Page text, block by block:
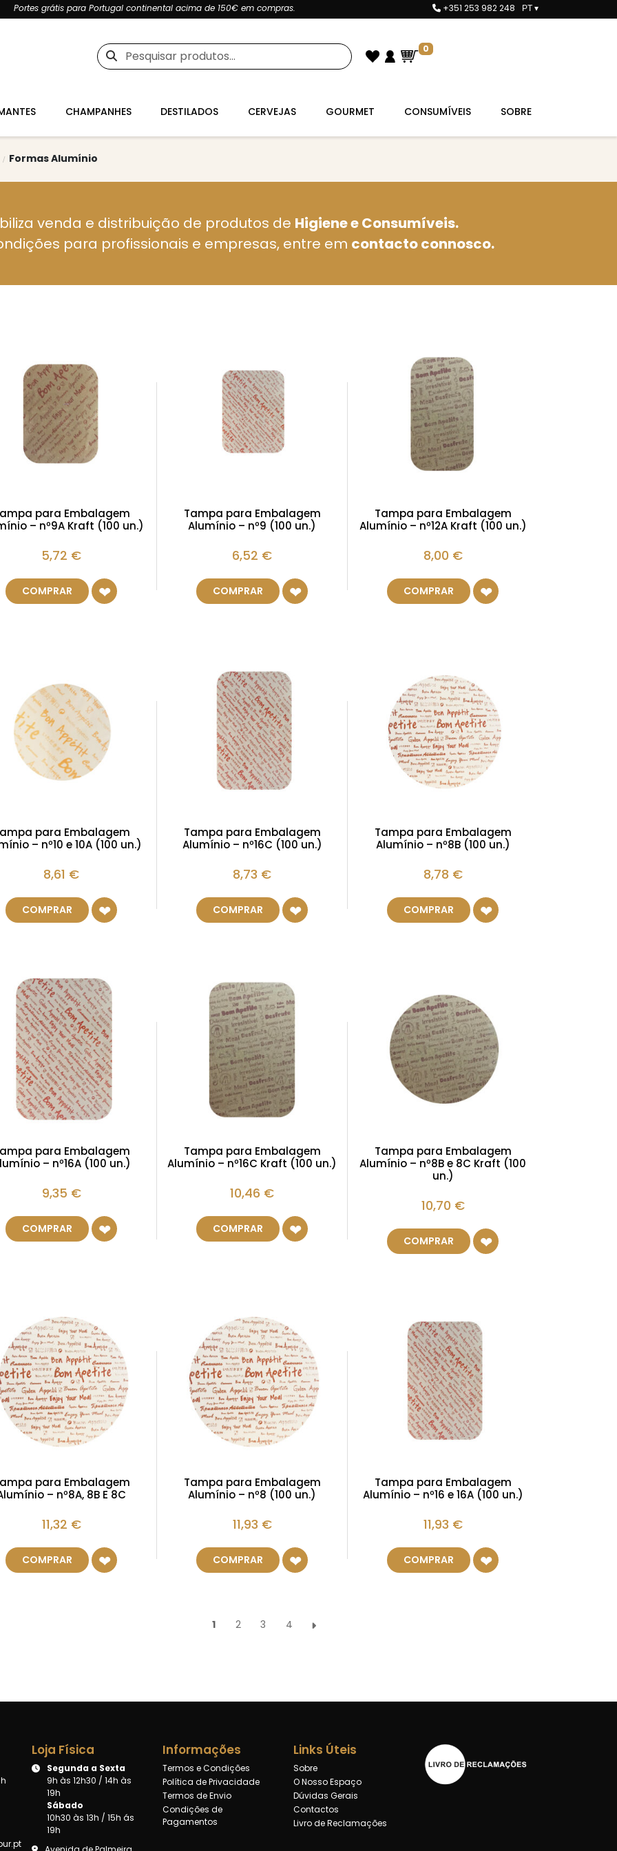
Portes grátis para Portugal continental acima de 150€ em compras. +351 253 982 248 PT ▾
Pesquisar
por:
0
CHAMPANHES DESTILADOS CERVEJAS GOURMET CONSUMÍVEIS SOBRE
Formas Alumínio
venda e distribuição de produtos de Higiene e Consumíveis.
para profissionais e empresas, entre em contacto connosco.
para Embalagem
– nº9A Kraft (100 un.)
5,72 €
COMPRAR
Tampa para Embalagem
Alumínio – nº9 (100 un.)
6,52 €
COMPRAR
Tampa para Embalagem
Alumínio – nº12A Kraft (100 un.)
8,00 €
COMPRAR
para Embalagem
– nº10 e 10A (100 un.)
8,61 €
COMPRAR
Tampa para Embalagem
Alumínio – nº16C (100 un.)
8,73 €
COMPRAR
Tampa para Embalagem
Alumínio – nº8B (100 un.)
8,78 €
COMPRAR
para Embalagem
– nº16A (100 un.)
9,35 €
COMPRAR
Tampa para Embalagem
Alumínio – nº16C Kraft (100 un.)
10,46 €
COMPRAR
Tampa para Embalagem
Alumínio – nº8B e 8C Kraft (100
un.)
10,70 €
COMPRAR
para Embalagem
– nº8A, 8B E 8C
11,32 €
COMPRAR
Tampa para Embalagem
Alumínio – nº8 (100 un.)
11,93 €
COMPRAR
Tampa para Embalagem
Alumínio – nº16 e 16A (100 un.)
11,93 €
COMPRAR
1 2 3 4
Loja Física
Segunda a Sexta
9h às 12h30 / 14h às
19h
Sábado
10h30 às 13h / 15h ás
19h
Informações
Termos e Condições
Política de Privacidade
Termos de Envio
Condições de
Pagamentos
Links Úteis
Sobre
O Nosso Espaço
Dúvidas Gerais
Contactos
Livro de Reclamações